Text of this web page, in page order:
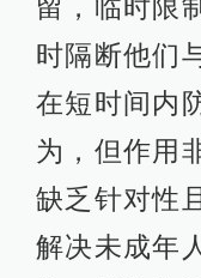
留，临时限
时隔断他们
在短时间内
为，但作用
缺乏针对性
解决未成年